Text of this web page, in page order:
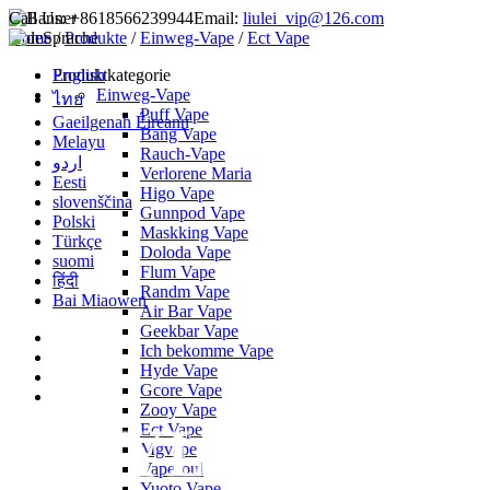
Call Us: +8618566239944Email: liulei_vip@126.com
Sprache
English
ไทย
Gaeilgenah Éireann
Melayu
اردو
Eesti
slovenščina
Polski
Türkçe
suomi
हिंदी
Bai Miaowen
Home/Produkte /Einweg-Vape /Ect Vape
Produktkategorie
Einweg-Vape
Puff Vape
Bang Vape
Rauch-Vape
Verlorene Maria
Higo Vape
Gunnpod Vape
Maskking Vape
Doloda Vape
Flum Vape
Randm Vape
Air Bar Vape
Geekbar Vape
Ich bekomme Vape
Hyde Vape
Gcore Vape
Zooy Vape
Ect Vape
Mgvape
Vapesoul